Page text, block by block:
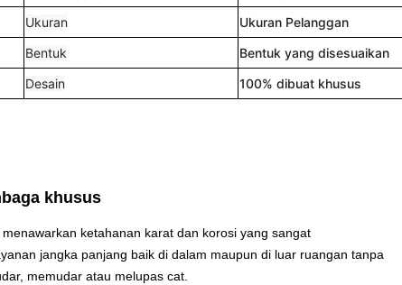
Ukuran
Ukuran Pelanggan
Bentuk
Bentuk yang disesuaikan
Desain 100% dibuat khusus
khusus
ketahanan karat dan korosi yang sangat
jangka panjang baik di dalam maupun di luar ruangan tanpa
memudar atau melupas cat.